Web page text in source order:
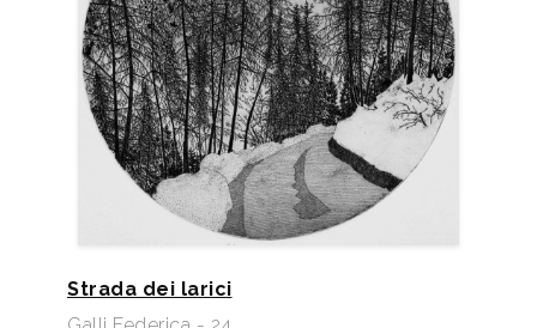
Strada dei larici